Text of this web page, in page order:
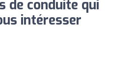
de conduite qui
intéresser